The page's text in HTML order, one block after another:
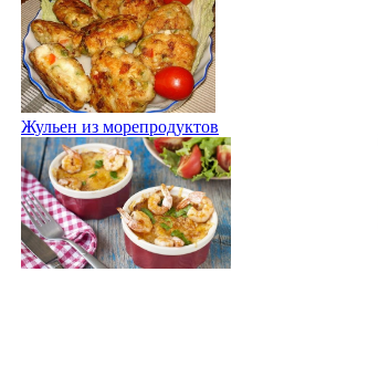
Жульен из морепродуктов